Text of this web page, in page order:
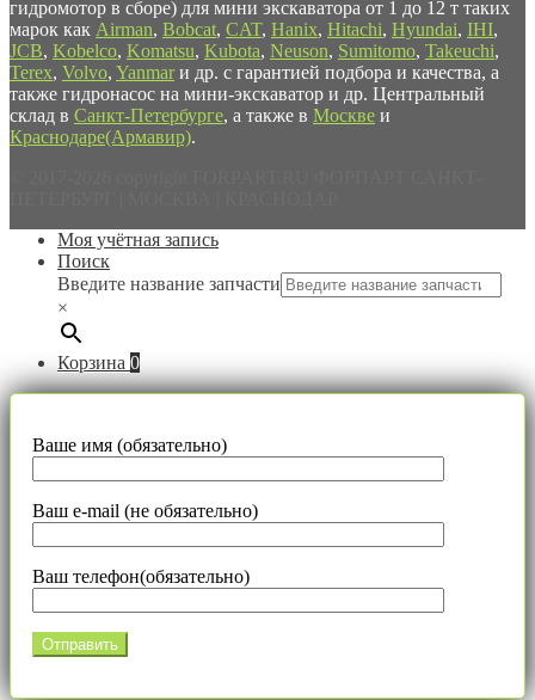
гидромотор в сборе) для мини экскаватора от 1 до 12 т таких
марок как Airman, Bobcat, CAT, Hanix, Hitachi, Hyundai, IHI,
JCB, Kobelco, Komatsu, Kubota, Neuson, Sumitomo, Takeuchi,
Terex, Volvo, Yanmar и др. с гарантией подбора и качества, а
также гидронасос на мини-экскаватор и др. Центральный
склад в Санкт-Петербурге, а также в Москве и
Краснодаре(Армавир).
Моя учётная запись
Поиск
Введите название запчасти
×
Корзина 0
Ваше имя (обязательно)
Ваш e-mail (не обязательно)
Ваш телефон(обязательно)